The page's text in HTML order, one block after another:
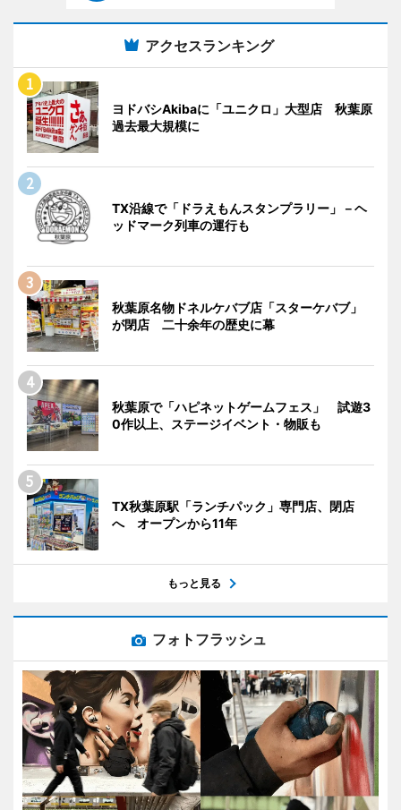
アクセスランキング
ヨドバシAkibaに「ユニクロ」大型店 秋葉原
過去最大規模に
TX沿線で「ドラえもんスタンプラリー」－ヘ
ッドマーク列車の運行も
秋葉原名物ドネルケバブ店「スターケバブ」
が閉店 二十余年の歴史に幕
秋葉原で「ハピネットゲームフェス」 試遊3
0作以上、ステージイベント・物販も
TX秋葉原駅「ランチパック」専門店、閉店
へ オープンから11年
もっと見る
フォトフラッシュ